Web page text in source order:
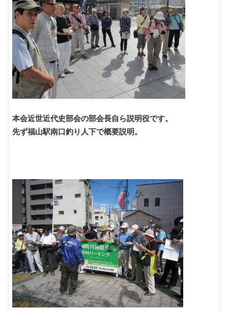
本会近世近代史部会の部会長自ら説明役です。
先ず福山駅南口釣り人下で概要説明。